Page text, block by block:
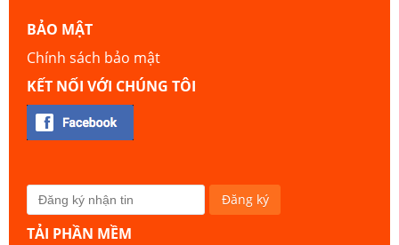
BẢO MẬT
Chính sách bảo mật
KẾT NỐI VỚI CHÚNG TÔI
TẢI PHẦN MỀM